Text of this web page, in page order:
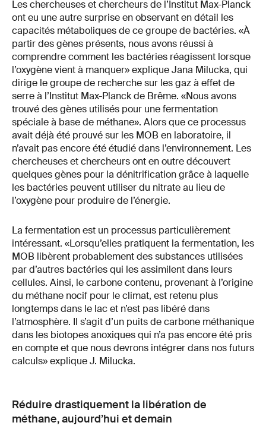
Les chercheuses et chercheurs de l’Institut Max-Planck
ont eu une autre surprise en observant en détail les
capacités métaboliques de ce groupe de bactéries. «À
partir des gènes présents, nous avons réussi à
comprendre comment les bactéries réagissent lorsque
l’oxygène vient à manquer» explique Jana Milucka, qui
dirige le groupe de recherche sur les gaz à effet de
serre à l’Institut Max-Planck de Brême. «Nous avons
trouvé des gènes utilisés pour une fermentation
spéciale à base de méthane». Alors que ce processus
avait déjà été prouvé sur les MOB en laboratoire, il
n’avait pas encore été étudié dans l’environnement. Les
chercheuses et chercheurs ont en outre découvert
quelques gènes pour la dénitrification grâce à laquelle
les bactéries peuvent utiliser du nitrate au lieu de
l’oxygène pour produire de l’énergie.
La fermentation est un processus particulièrement
intéressant. «Lorsqu’elles pratiquent la fermentation, les
MOB libèrent probablement des substances utilisées
par d’autres bactéries qui les assimilent dans leurs
cellules. Ainsi, le carbone contenu, provenant à l’origine
du méthane nocif pour le climat, est retenu plus
longtemps dans le lac et n’est pas libéré dans
l’atmosphère. Il s’agit d’un puits de carbone méthanique
dans les biotopes anoxiques qui n’a pas encore été pris
en compte et que nous devrons intégrer dans nos futurs
calculs» explique J. Milucka.
Réduire drastiquement la libération de
méthane, aujourd’hui et demain